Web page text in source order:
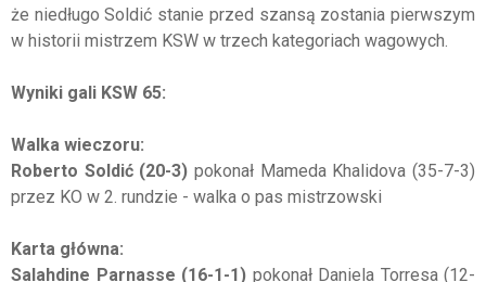
że niedługo Soldić stanie przed szansą zostania pierwszym
w historii mistrzem KSW w trzech kategoriach wagowych.
Wyniki gali KSW 65:
Walka wieczoru:
Roberto Soldić (20-3) pokonał Mameda Khalidova (35-7-3)
przez KO w 2. rundzie - walka o pas mistrzowski
Karta główna:
Salahdine Parnasse (16-1-1) pokonał Daniela Torresa (12-